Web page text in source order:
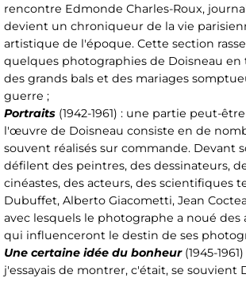
rencontre Edmonde Charles-Roux,
devient un chroniqueur de la vie
artistique de l'époque. Cette section
quelques photographies de Doisneau
des grands bals et des mariages
guerre ;
Portraits (1942-1961) : une partie peut-
l'œuvre de Doisneau consiste en de
souvent réalisés sur commande. Devant
défilent des peintres, des dessinateurs,
cinéastes, des acteurs, des scientifiques
Dubuffet, Alberto Giacometti, Jean
avec lesquels le photographe a noué des
qui influenceront le destin de ses
Une certaine idée du bonheur(1945-
j'essayais de montrer, c'était, se souvient